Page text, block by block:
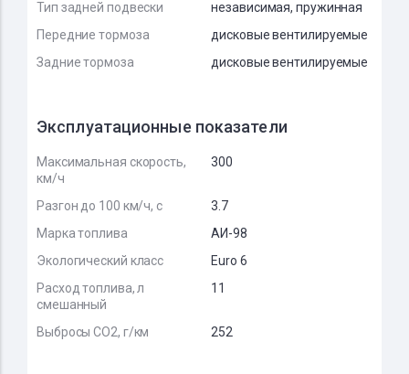
Тип задней подвески
независимая, пружинная
Передние тормоза
дисковые вентилируемые
Задние тормоза
дисковые вентилируемые
Эксплуатационные показатели
Максимальная скорость,
км/ч
300
Разгон до 100 км/ч, с
3.7
Марка топлива
АИ-98
Экологический класс
Euro 6
Расход топлива, л
смешанный
11
Выбросы CO2, г/км 252